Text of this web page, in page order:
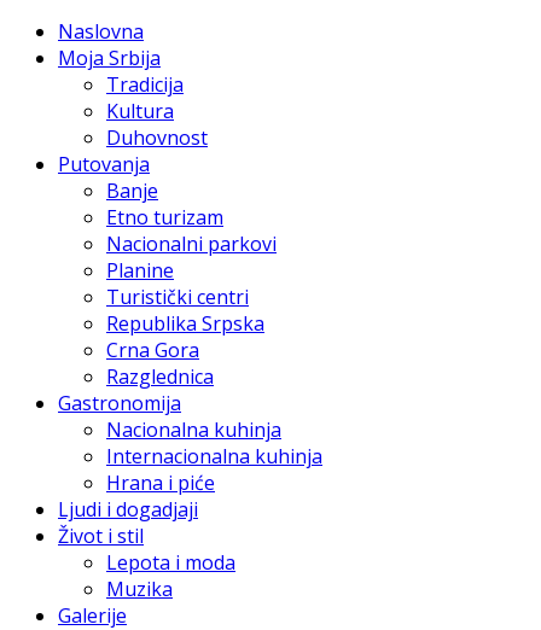
Naslovna
Moja Srbija
Tradicija
Kultura
Duhovnost
Putovanja
Banje
Etno turizam
Nacionalni parkovi
Planine
Turistički centri
Republika Srpska
Crna Gora
Razglednica
Gastronomija
Nacionalna kuhinja
Internacionalna kuhinja
Hrana i piće
Ljudi i dogadjaji
Život i stil
Lepota i moda
Muzika
Galerije